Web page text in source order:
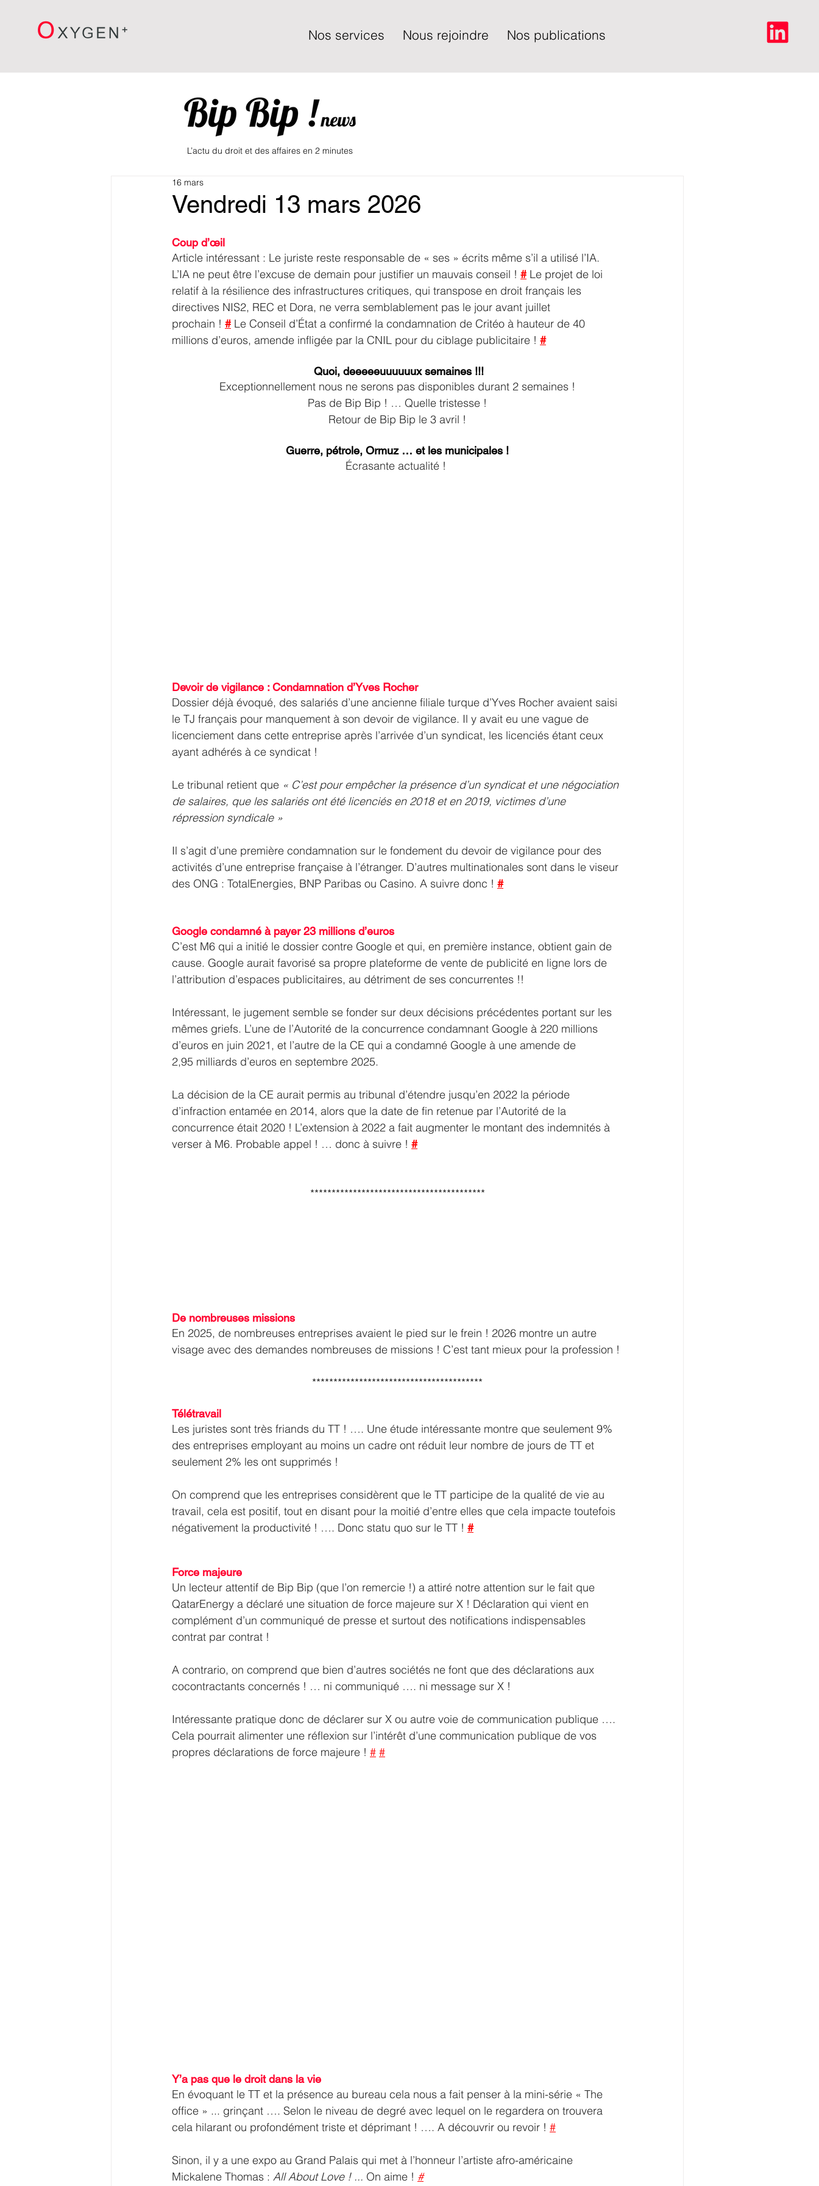
Nos services Nous rejoindre Nos publications
L’actu du droit et des affaires en 2 minutes
Vendredi 13 mars 2026
16 mars
Coup d’œil
Article intéressant : Le juriste reste responsable de « ses » écrits même s’il a utilisé l’IA.
L’IA ne peut être l’excuse de demain pour justifier un mauvais conseil ! # Le projet de loi
relatif à la résilience des infrastructures critiques, qui transpose en droit français les
directives NIS2, REC et Dora, ne verra semblablement pas le jour avant juillet
prochain ! # Le Conseil d’État a confirmé la condamnation de Critéo à hauteur de 40
millions d’euros, amende infligée par la CNIL pour du ciblage publicitaire ! #
Quoi, deeeeeuuuuuux semaines !!!
Exceptionnellement nous ne serons pas disponibles durant 2 semaines !
Pas de Bip Bip ! … Quelle tristesse !
Retour de Bip Bip le 3 avril !
Guerre, pétrole, Ormuz … et les municipales !
Écrasante actualité !
Devoir de vigilance : Condamnation d’Yves Rocher
Dossier déjà évoqué, des salariés d’une ancienne filiale turque d’Yves Rocher avaient saisi
le TJ français pour manquement à son devoir de vigilance. Il y avait eu une vague de
licenciement dans cette entreprise après l’arrivée d’un syndicat, les licenciés étant ceux
ayant adhérés à ce syndicat !
Le tribunal retient que « C’est pour empêcher la présence d’un syndicat et une négociation
de salaires, que les salariés ont été licenciés en 2018 et en 2019, victimes d’une
répression syndicale »
Il s’agit d’une première condamnation sur le fondement du devoir de vigilance pour des
activités d’une entreprise française à l’étranger. D’autres multinationales sont dans le viseur
des ONG : TotalEnergies, BNP Paribas ou Casino. A suivre donc ! #
Google condamné à payer 23 millions d’euros
C’est M6 qui a initié le dossier contre Google et qui, en première instance, obtient gain de
cause. Google aurait favorisé sa propre plateforme de vente de publicité en ligne lors de
l’attribution d’espaces publicitaires, au détriment de ses concurrentes !!
Intéressant, le jugement semble se fonder sur deux décisions précédentes portant sur les
mêmes griefs. L’une de l’Autorité de la concurrence condamnant Google à 220 millions
d’euros en juin 2021, et l’autre de la CE qui a condamné Google à une amende de
2,95 milliards d’euros en septembre 2025.
La décision de la CE aurait permis au tribunal d’étendre jusqu’en 2022 la période
d’infraction entamée en 2014, alors que la date de fin retenue par l’Autorité de la
concurrence était 2020 ! L’extension à 2022 a fait augmenter le montant des indemnités à
verser à M6. Probable appel ! … donc à suivre ! #
*****************************************
De nombreuses missions
En 2025, de nombreuses entreprises avaient le pied sur le frein ! 2026 montre un autre
visage avec des demandes nombreuses de missions ! C’est tant mieux pour la profession !
****************************************
Télétravail
Les juristes sont très friands du TT ! …. Une étude intéressante montre que seulement 9%
des entreprises employant au moins un cadre ont réduit leur nombre de jours de TT et
seulement 2% les ont supprimés !
On comprend que les entreprises considèrent que le TT participe de la qualité de vie au
travail, cela est positif, tout en disant pour la moitié d’entre elles que cela impacte toutefois
négativement la productivité ! …. Donc statu quo sur le TT ! #
Force majeure
Un lecteur attentif de Bip Bip (que l’on remercie !) a attiré notre attention sur le fait que
QatarEnergy a déclaré une situation de force majeure sur X ! Déclaration qui vient en
complément d’un communiqué de presse et surtout des notifications indispensables
contrat par contrat !
A contrario, on comprend que bien d’autres sociétés ne font que des déclarations aux
cocontractants concernés ! … ni communiqué …. ni message sur X !
Intéressante pratique donc de déclarer sur X ou autre voie de communication publique ….
Cela pourrait alimenter une réflexion sur l’intérêt d’une communication publique de vos
propres déclarations de force majeure ! # #
Y’a pas que le droit dans la vie
En évoquant le TT et la présence au bureau cela nous a fait penser à la mini-série « The
office » ... grinçant …. Selon le niveau de degré avec lequel on le regardera on trouvera
cela hilarant ou profondément triste et déprimant ! …. A découvrir ou revoir ! #
Sinon, il y a une expo au Grand Palais qui met à l’honneur l’artiste afro-américaine
Mickalene Thomas : All About Love ! ... On aime ! #